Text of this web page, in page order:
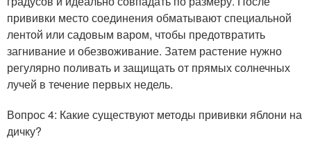
прививки место соединения обматывают специальной
лентой или садовым варом, чтобы предотвратить
загнивание и обезвоживание. Затем растение нужно
регулярно поливать и защищать от прямых солнечных
лучей в течение первых недель.
Вопрос 4: Какие существуют методы прививки яблони на
дичку?